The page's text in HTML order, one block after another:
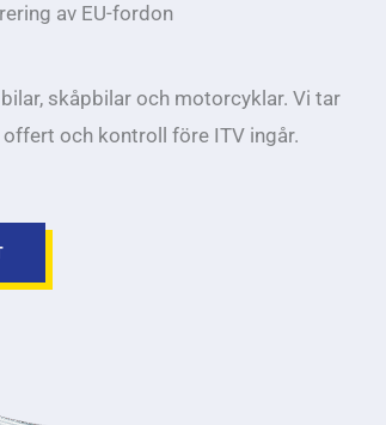
av EU-fordon
skåpbilar och motorcyklar. Vi tar
och kontroll före ITV ingår.